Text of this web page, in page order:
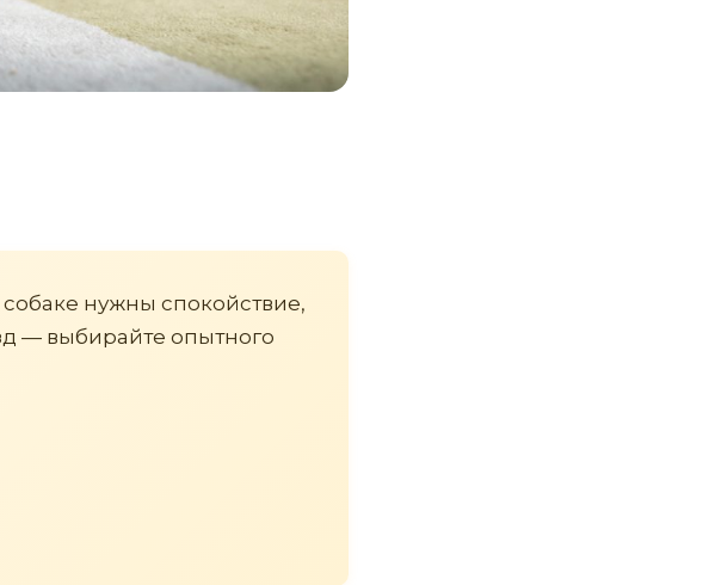
нужны спокойствие,
— выбирайте опытного